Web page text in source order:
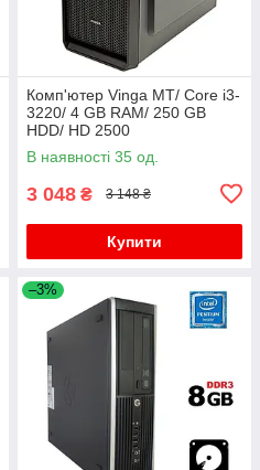
Комп'ютер Vinga MT/ Core i3-
3220/ 4 GB RAM/ 250 GB
HDD/ HD 2500
В наявності 35 од.
3 048 ₴ 3 148 ₴
Купити
–3%